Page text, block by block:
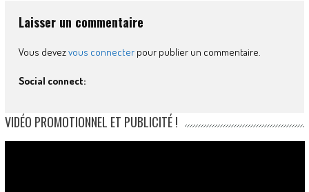
Laisser un commentaire
Vous devezvous connecterpour publier un commentaire.
Social connect:
VIDÉO PROMOTIONNEL ET PUBLICITÉ !